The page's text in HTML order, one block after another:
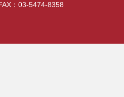
：03-5474-8358